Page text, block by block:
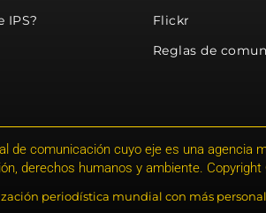
IPS?
Flickr
Reglas de
de comunicación cuyo eje es una
derechos humanos y ambiente.
periodística mundial con más